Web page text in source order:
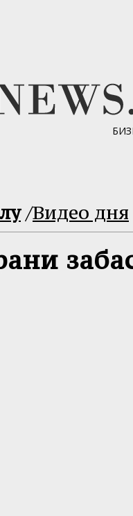
/Видео дня